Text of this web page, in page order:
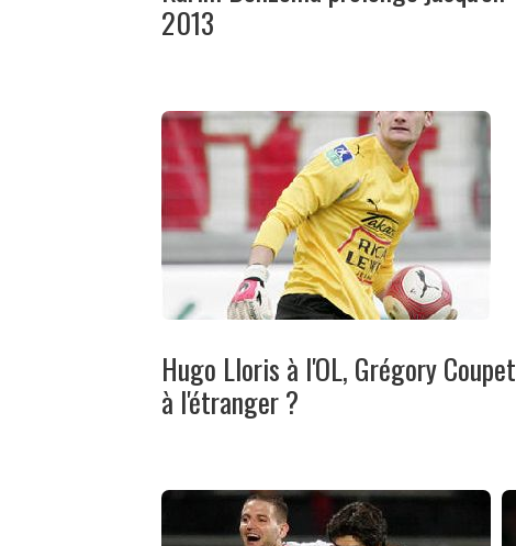
2013
Hugo Lloris à l'OL, Grégory Coupet
à l'étranger ?